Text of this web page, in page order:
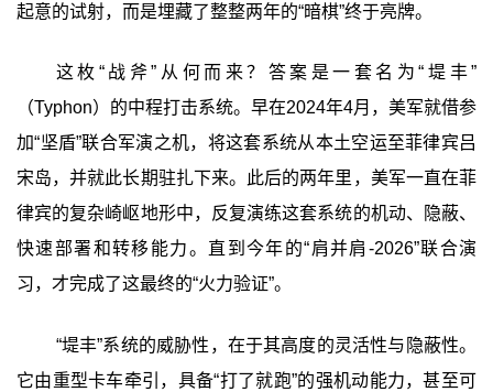
起意的试射，而是埋藏了整整两年的“暗棋”终于亮牌。
这枚“战斧”从何而来？答案是一套名为“堤丰”
（Typhon）的中程打击系统。早在2024年4月，美军就借参
加“坚盾”联合军演之机，将这套系统从本土空运至菲律宾吕
宋岛，并就此长期驻扎下来。此后的两年里，美军一直在菲
律宾的复杂崎岖地形中，反复演练这套系统的机动、隐蔽、
快速部署和转移能力。直到今年的“肩并肩-2026”联合演
习，才完成了这最终的“火力验证”。
“堤丰”系统的威胁性，在于其高度的灵活性与隐蔽性。
它由重型卡车牵引，具备“打了就跑”的强机动能力，甚至可